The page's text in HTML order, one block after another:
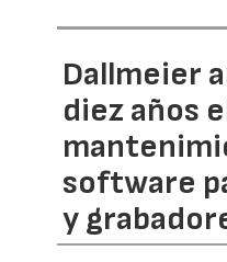
Dallmeier
diez años
software
y